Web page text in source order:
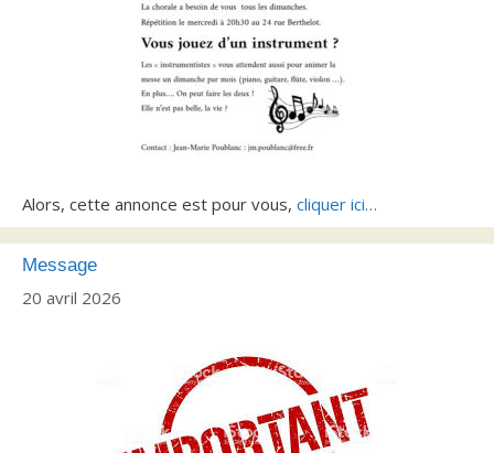
Alors, cette annonce est pour vous, cliquer ici…
Message
20 avril 2026